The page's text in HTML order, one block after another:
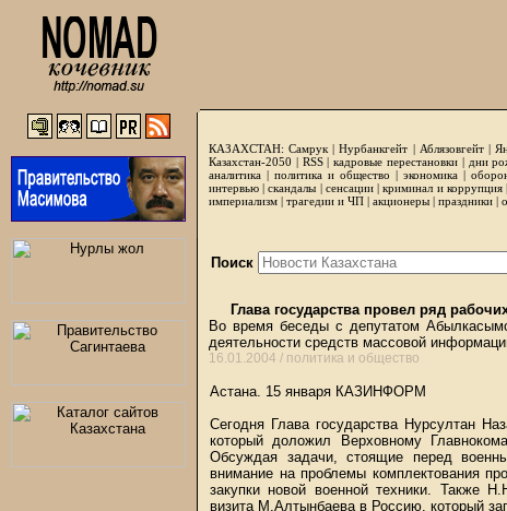
КАЗАХСТАН: Самрук |Нурбанкгейт | Аблязовгейт|
Казахстан-2050 | RSS|кадровые перестановки| дни
аналитика | политика и общество | экономика |
интервью |скандалы | сенсации|криминал и коррупция
империализм | трагедии и ЧП | акционеры | праздники |
Поиск
Глава государства провел ряд
Во время беседы с депутатом
деятельности средств массовой
16.01.2004 / политика и общество
Астана. 15 января КАЗИНФОРМ
Сегодня Глава государства Нурсултан
который доложил Верховному
Обсуждая задачи, стоящие перед
внимание на проблемы комплектования
закупки новой военной техники. Также
визита М.Алтынбаева в Россию, который